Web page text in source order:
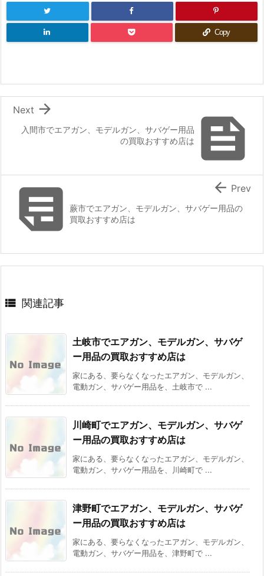
Copy

入間市でエアガン、モデルガン、サバゲー用品
の買取おすすめ店は

Next
蕨市でエアガン、モデルガン、サバゲー用品の
買取おすすめ店は
 Prev
 関連記事
土岐市でエアガン、モデルガン、サバゲ
ー用品の買取おすすめ店は
家にある、要らなくなったエアガン、モデルガン、
電動ガン、サバゲー用品を、土岐市で ...
川崎町でエアガン、モデルガン、サバゲ
ー用品の買取おすすめ店は
家にある、要らなくなったエアガン、モデルガン、
電動ガン、サバゲー用品を、川崎町で ...
津野町でエアガン、モデルガン、サバゲ
ー用品の買取おすすめ店は
家にある、要らなくなったエアガン、モデルガン、
電動ガン、サバゲー用品を、津野町で ...